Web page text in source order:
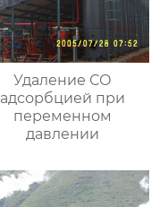
Удаление СО
адсорбцией при
переменном
давлении